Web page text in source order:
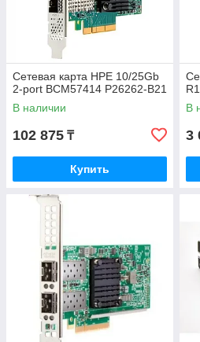
Сетевая карта HPE 10/25Gb
2-port BCM57414 P26262-B21
В наличии
102 875 ₸
Купить
В
3